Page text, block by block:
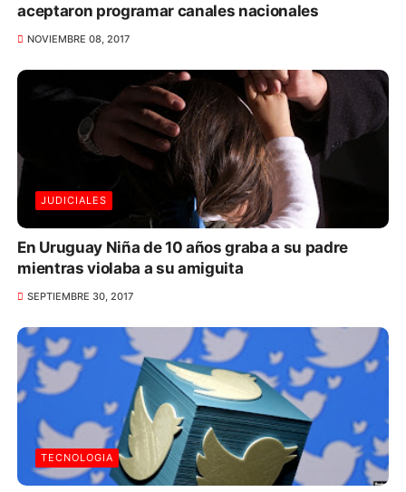
aceptaron programar canales nacionales
NOVIEMBRE 08, 2017
JUDICIALES
En Uruguay Niña de 10 años graba a su padre
mientras violaba a su amiguita
SEPTIEMBRE 30, 2017
TECNOLOGIA